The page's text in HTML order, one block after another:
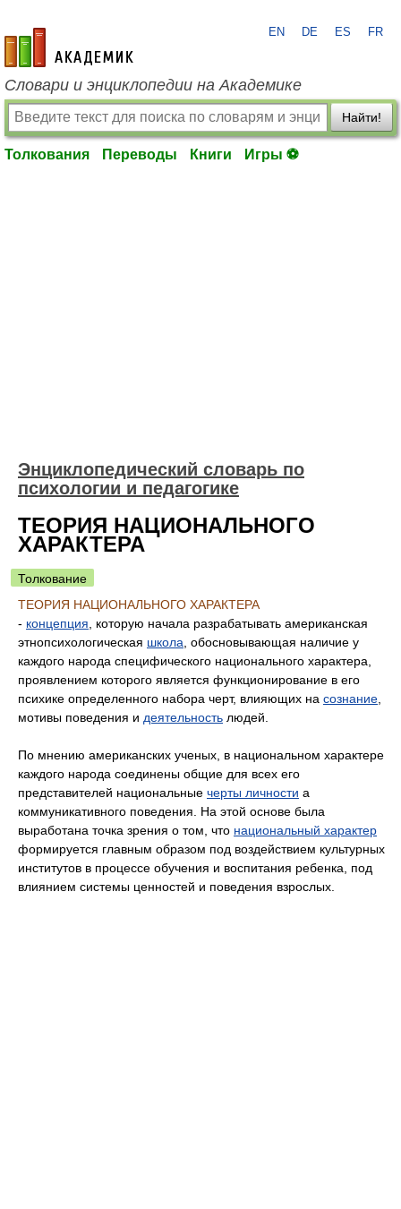
academic.ru
EN DE ES FR
Словари и энциклопедии на Академике
Найти!
Толкования Переводы Книги Игры ⚽
Энциклопедический словарь по
психологии и педагогике
ТЕОРИЯ НАЦИОНАЛЬНОГО
ХАРАКТЕРА
Толкование
ТЕОРИЯ НАЦИОНАЛЬНОГО ХАРАКТЕРА
- концепция , которую начала разрабатывать американская
этнопсихологическая школа , обосновывающая наличие у
каждого народа специфического национального характера,
проявлением которого является функционирование в его
психике определенного набора черт, влияющих на сознание
мотивы поведения и деятельность людей.
По мнению американских ученых, в национальном характере
каждого народа соединены общие для всех его
представителей национальные черты личности а
коммуникативного поведения. На этой основе была
выработана точка зрения о том, что национальный характер
формируется главным образом под воздействием культурных
институтов в процессе обучения и воспитания ребенка, под
влиянием системы ценностей и поведения взрослых.